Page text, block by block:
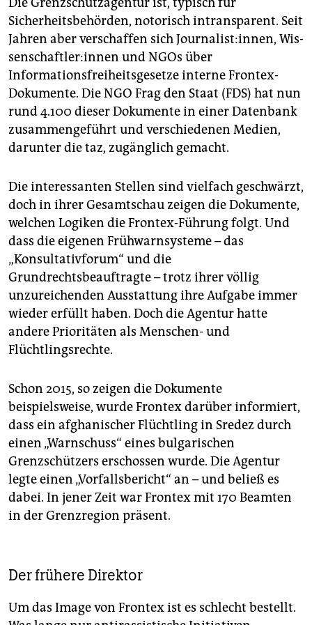
Sicherheitsbehörden, notorisch intransparent. Seit
Jahren aber verschaffen sich Journalist:innen, Wis­
sen­schaft­le­r:in­nen und NGOs über
Informationsfreiheitsgesetze interne Frontex-
Dokumente. Die NGO Frag den Staat (FDS) hat nun
rund 4.100 dieser Dokumente in einer Datenbank
zusammengeführt und verschiedenen Medien,
darunter die taz, zugänglich gemacht.
Die interessanten Stellen sind vielfach geschwärzt,
doch in ihrer Gesamtschau zeigen die Dokumente,
welchen Logiken die Frontex-Führung folgt. Und
dass die eigenen Frühwarnsysteme – das
„Konsultativforum“ und die
Grundrechtsbeauftragte – trotz ihrer völlig
unzureichenden Ausstattung ihre Aufgabe immer
wieder erfüllt haben. Doch die Agentur hatte
andere Prioritäten als ­Menschen- und
Flüchtlingsrechte.
Schon 2015, so zeigen die Dokumente
beispielsweise, wurde Frontex darüber informiert,
dass ein afghanischer Flüchtling in Sredez durch
einen „Warnschuss“ eines bulgarischen
Grenzschützers erschossen wurde. Die Agentur
legte einen „Vorfallsbericht“ an – und beließ es
dabei. In jener Zeit war Frontex mit 170 Beamten
in der Grenzregion präsent.
Der frühere Direktor
Um das Image von Frontex ist es schlecht bestellt.